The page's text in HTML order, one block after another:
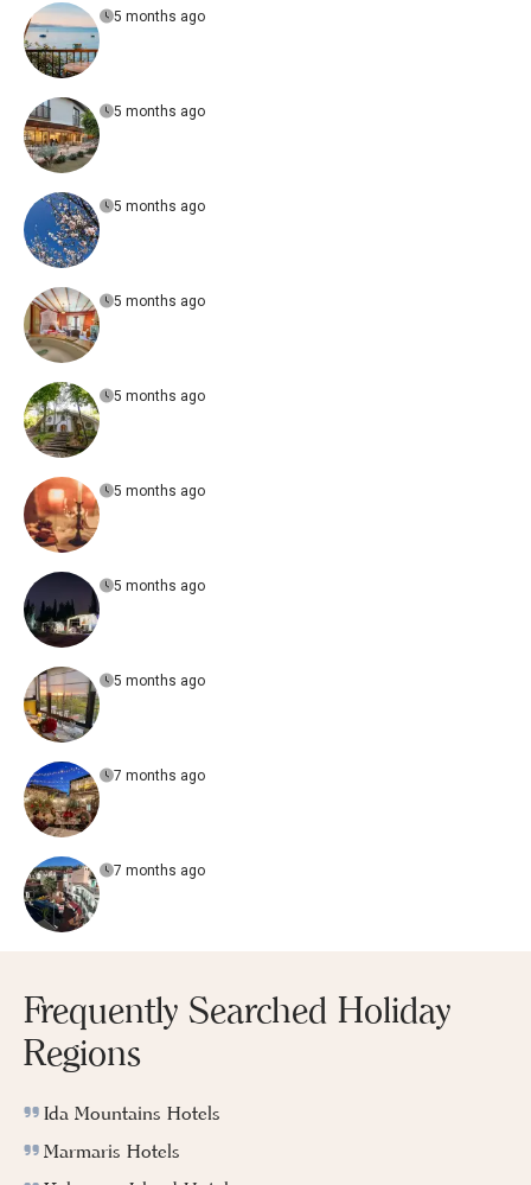
5 months ago
5 months ago
5 months ago
5 months ago
5 months ago
5 months ago
5 months ago
5 months ago
7 months ago
7 months ago
Frequently Searched Holiday
Regions
Ida Mountains Hotels
Marmaris Hotels